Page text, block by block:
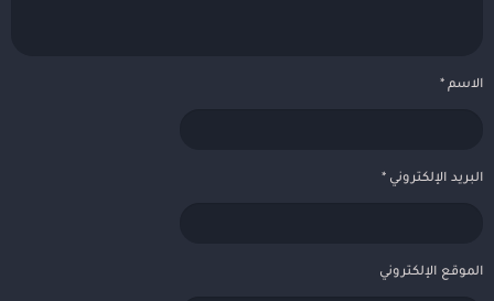
الاسم *
البريد الإلكتروني *
الموقع الإلكتروني